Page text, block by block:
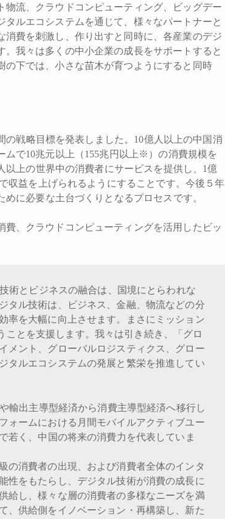
流、クラウドコンピューティング、ビッグデー
ルエコシステムを通じて、様々なパートナーと
費を刺激し、作り出すと同時に、各産業のデジ
我々は多くの中小企業の成長をサポートすると
下では、小さな苗木が育つようにすると同時
戦略目標を発表しました。10億人以上の中国消
で10兆元以上（155兆円以上※）の消費規模を
以上の世界中の消費者にサービスを提供し、1億
収益を上げられるようにすることです。今後５年
に必要な土台づくりとなるプロセスです。
、クラウドコンピューティングを活用したビッ
術とビジネスの融合は、国境にとらわれな
タル技術は、ビジネス、金融、物流などの分
率を大幅に向上させます。まさにミッション
ことを支援します。我々は引き続き、「グロ
メント、グローバルロジスティクス、グロー
タルエコシステムの発展と繁栄を推進してい
輸出主導型経済から消費主導型経済へ移行し
ォームにおける月間モバイルアクティブユー
若く、中国の将来の消費力を代表していま
の消費者の出現、および消費者全体のインタ
性をもたらし、デジタル技術が消費の成長に
給し、様々な層の消費者の多様なニーズを満
、供給側をイノベーション・再構築し、新た